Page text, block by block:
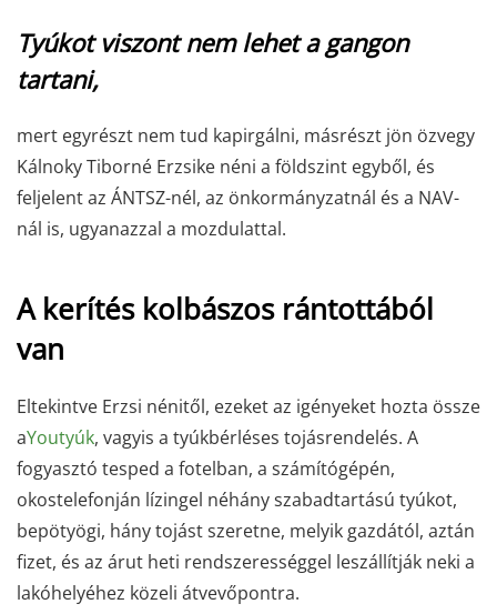
Tyúkot viszont nem lehet a gangon
tartani,
mert egyrészt nem tud kapirgálni, másrészt jön özvegy
Kálnoky Tiborné Erzsike néni a földszint egyből, és
feljelent az ÁNTSZ-nél, az önkormányzatnál és a NAV-
nál is, ugyanazzal a mozdulattal.
A kerítés kolbászos rántottából
van
Eltekintve Erzsi nénitől, ezeket az igényeket hozta össze
aYoutyúk, vagyis a tyúkbérléses tojásrendelés. A
fogyasztó tesped a fotelban, a számítógépén,
okostelefonján lízingel néhány szabadtartású tyúkot,
bepötyögi, hány tojást szeretne, melyik gazdától, aztán
fizet, és az árut heti rendszerességgel leszállítják neki a
lakóhelyéhez közeli átvevőpontra.